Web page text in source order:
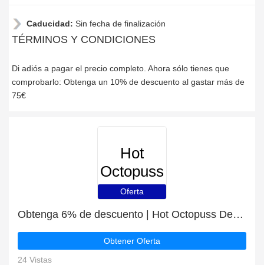
Caducidad: Sin fecha de finalización
TÉRMINOS Y CONDICIONES
Di adiós a pagar el precio completo. Ahora sólo tienes que
comprobarlo: Obtenga un 10% de descuento al gastar más de
75€
Hot
Octopuss
Oferta
Obtenga 6% de descuento | Hot Octopuss Descuentos para estudiantes
Obtener Oferta
24 Vistas